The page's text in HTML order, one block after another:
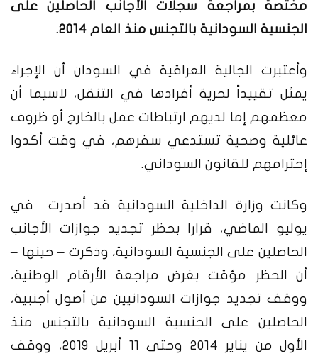
مختصة بمراجعة سجلات الأجانب الحاصلين على
الجنسية السودانية بالتجنس منذ العام 2014.
وأعتبرت الجالية العراقية في السودان أن الإجراء
يمثل تقييداً لحرية أفرادها في التنقل، لاسيما أن
معظمهم إما لديهم ارتباطات عمل بالخارج أو ظروف
عائلية وصحية تستدعي سفرهم، في وقت أكدوا
إحترامهم للقانون السوداني.
وكانت وزارة الداخلية السودانية قد أصدرت في
يوليو الماضي، قرارا بحظر تجديد جوازات الأجانب
الحاصلين على الجنسية السودانية، وذكرت – حينها –
أن الحظر مؤقت بغرض مراجعة الأرقام الوطنية،
ووقف تجديد جوازات السودانيين من أصول أجنبية،
الحاصلين على الجنسية السودانية بالتجنس منذ
الأول من يناير 2014 وحتى 11 أبريل 2019، ووقف